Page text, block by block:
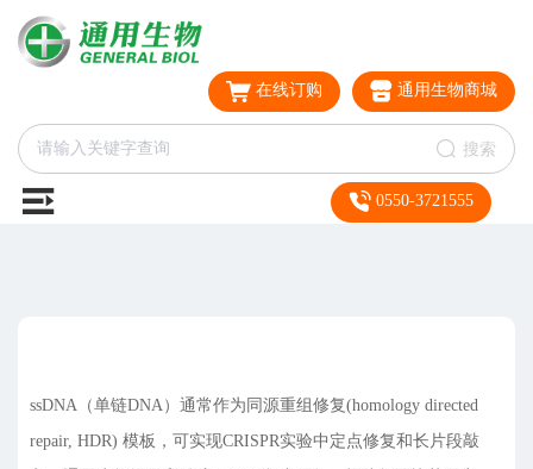
在线订购 通用生物商城
搜索
0550-3721555
ssDNA（单链DNA）通常作为同源重组修复(homology directed
repair, HDR) 模板，可实现CRISPR实验中定点修复和长片段敲